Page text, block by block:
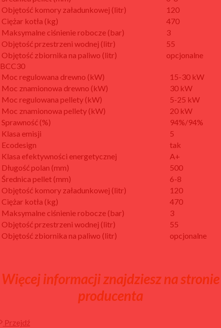
Objętość komory załadunkowej (litr)
120
Ciężar kotła (kg)
470
Maksymalne ciśnienie robocze (bar)
3
Objętość przestrzeni wodnej (litr)
55
Objętość zbiornika na paliwo (litr)
opcjonalne
BCC30
Moc regulowana drewno (kW)
15-30 kW
Moc znamionowa drewno (kW)
30 kW
Moc regulowana pellety (kW)
5-25 kW
Moc znamionowa pellety (kW)
20 kW
Sprawność (%)
94%/94%
Klasa emisji
5
Ecodesign
tak
Klasa efektywności energetycznej
A+
Długość polan (mm)
500
Średnica pellet (mm)
6-8
Objętość komory załadunkowej (litr)
120
Ciężar kotła (kg)
470
Maksymalne ciśnienie robocze (bar)
3
Objętość przestrzeni wodnej (litr)
55
Objętość zbiornika na paliwo (litr)
opcjonalne
Więcej informacji znajdziesz na stronie
producenta
Przejdź